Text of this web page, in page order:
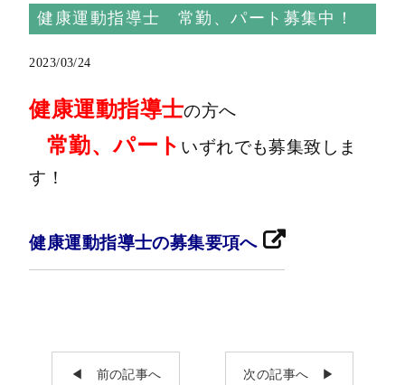
健康運動指導士 常勤、パート募集中！
2023/03/24
健康運動指導士の方へ
常勤、パート いずれでも募集致しま
す！
健康運動指導士の募集要項へ
◀︎ 前の記事へ 次の記事へ ▶︎